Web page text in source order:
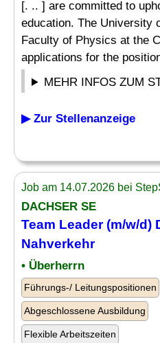
[. .. ] are committed to
education. The University
Faculty of Physics at the
applications for the
MEHR INFOS ZUM
▶ Zur Stellenanzeige
Job am 14.07.2026 bei
DACHSER SE
Team Leader(m/w/d)
Nahverkehr
• Überherrn
Führungs-/ Leitungspositionen
Abgeschlossene Ausbildung
Flexible Arbeitszeiten